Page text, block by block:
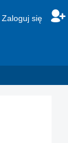
Zaloguj się